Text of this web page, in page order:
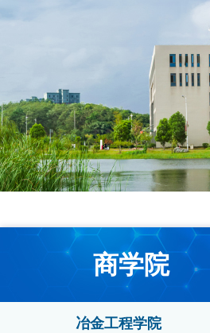
商学院
冶金工程学院